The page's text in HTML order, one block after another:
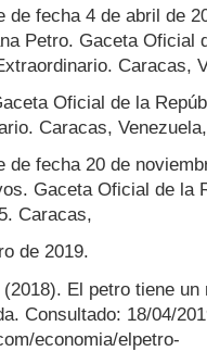
de fecha 4 de abril de
Petro. Gaceta Oficial
Caracas,
Oficial de la
Caracas,
de fecha 20 de
Gaceta Oficial de la
Caracas,
de 2019.
El petro tiene
Consultado: 18/04/
economia/elpetro-